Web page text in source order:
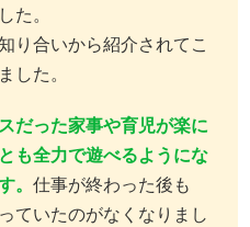
た。
り合いから紹介されてこ
した。
だった家事や育児が楽に
も全力で遊べるようにな
。 仕事が終わった後も
ていたのがなくなりまし